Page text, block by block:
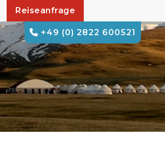
+49 (0) 2822 600521
Reiseanfrage